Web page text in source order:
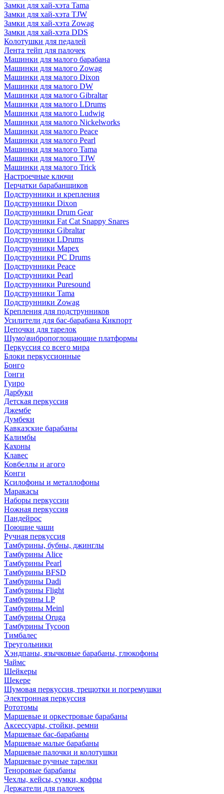
Замки для хай-хэта Tama
Замки для хай-хэта TJW
Замки для хай-хэта Zowag
Замки для хай-хэта DDS
Колотушки для педалей
Лента тейп для палочек
Машинки для малого барабана
Машинки для малого Zowag
Машинки для малого Dixon
Машинки для малого DW
Машинки для малого Gibraltar
Машинки для малого LDrums
Машинки для малого Ludwig
Машинки для малого Nickelworks
Машинки для малого Peace
Машинки для малого Pearl
Машинки для малого Tama
Машинки для малого TJW
Машинки для малого Trick
Настроечные ключи
Перчатки барабанщиков
Подструнники и крепления
Подструнники Dixon
Подструнники Drum Gear
Подструнники Fat Cat Snappy Snares
Подструнники Gibraltar
Подструнники LDrums
Подструнники Mapex
Подструнники PC Drums
Подструнники Peace
Подструнники Pearl
Подструнники Puresound
Подструнники Tama
Подструнники Zowag
Крепления для подструнников
Усилители для бас-барабана Кикпорт
Цепочки для тарелок
Шумо\вибропоглощающие платформы
Перкуссия со всего мира
Блоки перкуссионные
Бонго
Гонги
Гуиро
Дарбуки
Детская перкуссия
Джембе
Думбеки
Кавказские барабаны
Калимбы
Кахоны
Клавес
Ковбеллы и агого
Конги
Ксилофоны и металлофоны
Маракасы
Наборы перкуссии
Ножная перкуссия
Пандейрос
Поющие чаши
Ручная перкуссия
Тамбурины, бубны, джинглы
Тамбурины Alice
Тамбурины Pearl
Тамбурины BFSD
Тамбурины Dadi
Тамбурины Flight
Тамбурины LP
Тамбурины Meinl
Тамбурины Oruga
Тамбурины Tycoon
Тимбалес
Треугольники
Хэндпаны, язычковые барабаны, глюкофоны
Чаймс
Шейкеры
Шекере
Шумовая перкуссия, трещотки и погремушки
Электронная перкуссия
Рототомы
Маршевые и оркестровые барабаны
Аксессуары, стойки, ремни
Маршевые бас-барабаны
Маршевые малые барабаны
Маршевые палочки и колотушки
Маршевые ручные тарелки
Теноровые барабаны
Чехлы, кейсы, сумки, кофры
Держатели для палочек